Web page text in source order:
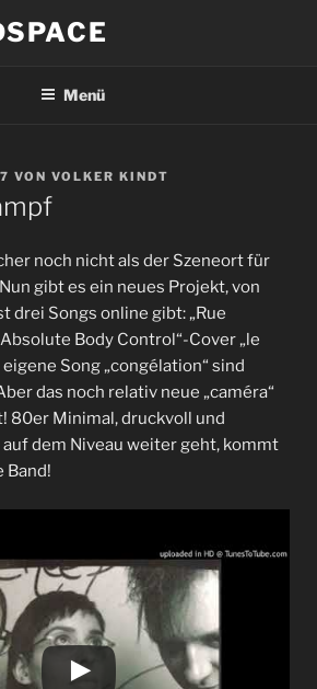
Menü
VON VOLKER KINDT
noch nicht als der Szeneort für
gibt es ein neues Projekt, von
drei Songs online gibt: „Rue
Body Control“-Cover „le
Song „congélation“ sind
das noch relativ neue „caméra“
80er Minimal, druckvoll und
auf dem Niveau weiter geht, kommt
Band!